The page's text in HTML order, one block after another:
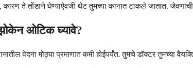
कारण ते तोंडाने घेण्याऐवजी थेट तुमच्या कानात टाकले जातात.
ओटिक घ्यावे?
वेदना मोठ्या प्रमाणात कमी होईपर्यंत. तुमचे डॉक्टर तुमच्या